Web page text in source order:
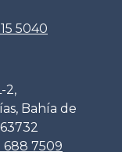
5040
2,
Bahía de
688 7509